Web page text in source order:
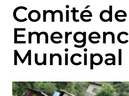
Comité de
Municipal